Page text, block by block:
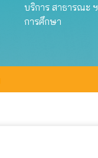
บริการ สาธารณะ ฯ
การศึกษา